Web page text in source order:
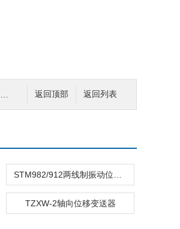
返回列表
返回顶部
TZXW-2轴向位移变送器